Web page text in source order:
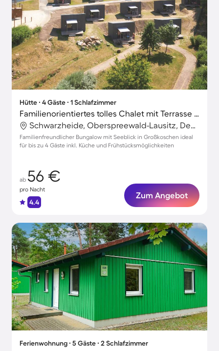
Hütte ∙ 4 Gäste ∙ 1 Schlafzimmer
Familienorientiertes tolles Chalet mit Terrasse und Grill | Seeblick | Neben dem Strand
Schwarzheide, Oberspreewald-Lausitz, Deutschland
Familienfreundlicher Bungalow mit Seeblick in Großkoschen ideal
für bis zu 4 Gäste inkl. Küche und Frühstücksmöglichkeiten
ab 56 €
pro Nacht
4.4
Zum Angebot
Ferienwohnung ∙ 5 Gäste ∙ 2 Schlafzimmer